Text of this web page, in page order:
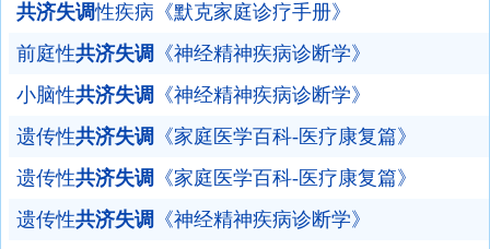
共济失调性疾病《默克家庭诊疗手册》
前庭性共济失调 《神经精神疾病诊断学》
小脑性共济失调 《神经精神疾病诊断学》
遗传性共济失调 《家庭医学百科-医疗康复篇》
遗传性共济失调 《家庭医学百科-医疗康复篇》
遗传性共济失调 《神经精神疾病诊断学》